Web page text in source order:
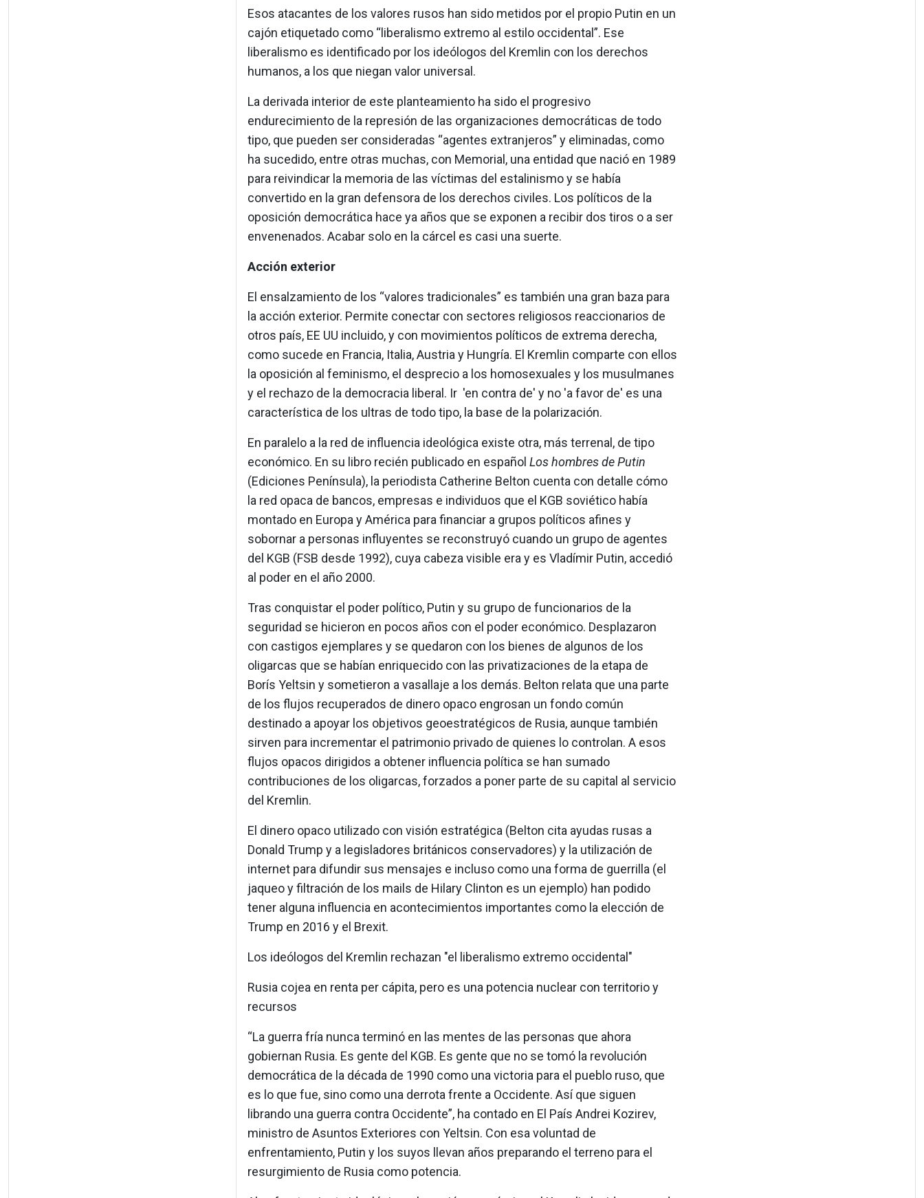
Esos atacantes de los valores rusos han sido metidos por el propio Putin en un
cajón etiquetado como “liberalismo extremo al estilo occidental”. Ese
liberalismo es identificado por los ideólogos del Kremlin con los derechos
humanos, a los que niegan valor universal.
La derivada interior de este planteamiento ha sido el progresivo
endurecimiento de la represión de las organizaciones democráticas de todo
tipo, que pueden ser consideradas “agentes extranjeros” y eliminadas, como
ha sucedido, entre otras muchas, con Memorial, una entidad que nació en 1989
para reivindicar la memoria de las víctimas del estalinismo y se había
convertido en la gran defensora de los derechos civiles. Los políticos de la
oposición democrática hace ya años que se exponen a recibir dos tiros o a ser
envenenados. Acabar solo en la cárcel es casi una suerte.
Acción exterior
El ensalzamiento de los “valores tradicionales” es también una gran baza para
la acción exterior. Permite conectar con sectores religiosos reaccionarios de
otros país, EE UU incluido, y con movimientos políticos de extrema derecha,
como sucede en Francia, Italia, Austria y Hungría. El Kremlin comparte con ellos
la oposición al feminismo, el desprecio a los homosexuales y los musulmanes
y el rechazo de la democracia liberal. Ir 'en contra de' y no 'a favor de' es una
característica de los ultras de todo tipo, la base de la polarización.
En paralelo a la red de influencia ideológica existe otra, más terrenal, de tipo
económico. En su libro recién publicado en español Los hombres de Putin
(Ediciones Península), la periodista Catherine Belton cuenta con detalle cómo
la red opaca de bancos, empresas e individuos que el KGB soviético había
montado en Europa y América para financiar a grupos políticos afines y
sobornar a personas influyentes se reconstruyó cuando un grupo de agentes
del KGB (FSB desde 1992), cuya cabeza visible era y es Vladímir Putin, accedió
al poder en el año 2000.
Tras conquistar el poder político, Putin y su grupo de funcionarios de la
seguridad se hicieron en pocos años con el poder económico. Desplazaron
con castigos ejemplares y se quedaron con los bienes de algunos de los
oligarcas que se habían enriquecido con las privatizaciones de la etapa de
Borís Yeltsin y sometieron a vasallaje a los demás. Belton relata que una parte
de los flujos recuperados de dinero opaco engrosan un fondo común
destinado a apoyar los objetivos geoestratégicos de Rusia, aunque también
sirven para incrementar el patrimonio privado de quienes lo controlan. A esos
flujos opacos dirigidos a obtener influencia política se han sumado
contribuciones de los oligarcas, forzados a poner parte de su capital al servicio
del Kremlin.
El dinero opaco utilizado con visión estratégica (Belton cita ayudas rusas a
Donald Trump y a legisladores británicos conservadores) y la utilización de
internet para difundir sus mensajes e incluso como una forma de guerrilla (el
jaqueo y filtración de los mails de Hilary Clinton es un ejemplo) han podido
tener alguna influencia en acontecimientos importantes como la elección de
Trump en 2016 y el Brexit.
Los ideólogos del Kremlin rechazan "el liberalismo extremo occidental"
Rusia cojea en renta per cápita, pero es una potencia nuclear con territorio y
recursos
“La guerra fría nunca terminó en las mentes de las personas que ahora
gobiernan Rusia. Es gente del KGB. Es gente que no se tomó la revolución
democrática de la década de 1990 como una victoria para el pueblo ruso, que
es lo que fue, sino como una derrota frente a Occidente. Así que siguen
librando una guerra contra Occidente”, ha contado en El País Andrei Kozirev,
ministro de Asuntos Exteriores con Yeltsin. Con esa voluntad de
enfrentamiento, Putin y los suyos llevan años preparando el terreno para el
resurgimiento de Rusia como potencia.